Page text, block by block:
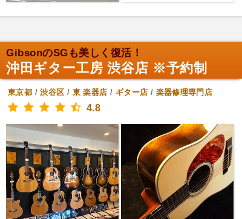
GibsonのSGも美しく復活！
沖田ギター工房 渋谷店 ※予約制
東京都 /渋谷区 / 東 楽器店 / ギター店 / 楽器修理専門店
4.8